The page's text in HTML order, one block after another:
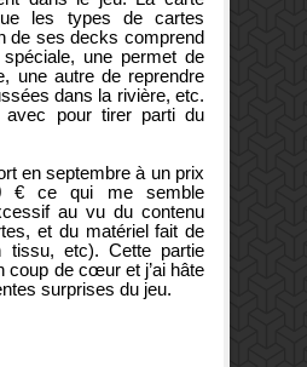
les types de cartes
de ses decks comprend
une permet de
une autre de reprendre
dans la rivière, etc.
avec pour tirer parti du
en septembre à un prix
€ ce qui me semble
au vu du contenu
et du matériel fait de
tissu, etc). Cette partie
coup de cœur et j’ai hâte
surprises du jeu.